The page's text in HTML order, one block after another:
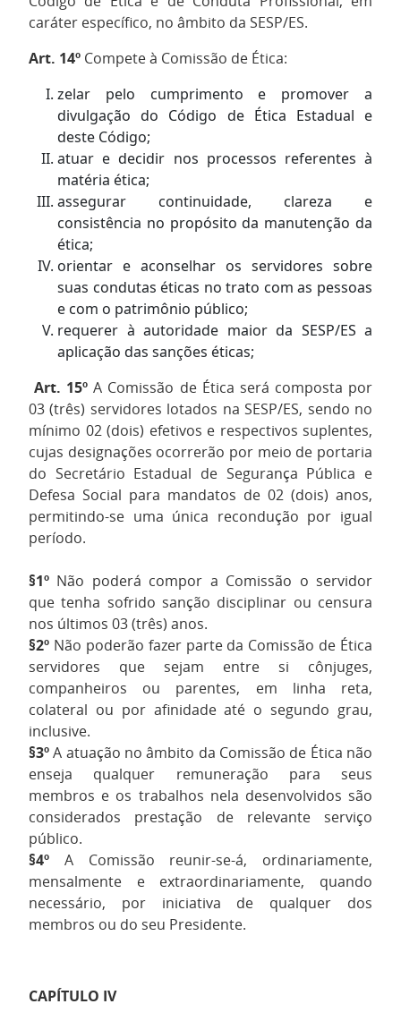
caráter específico, no âmbito da SESP/ES.
Art. 14º Compete à Comissão de Ética:
zelar pelo cumprimento e promover a
divulgação do Código de Ética Estadual e
deste Código;
atuar e decidir nos processos referentes à
matéria ética;
assegurar continuidade, clareza e
consistência no propósito da manutenção da
ética;
orientar e aconselhar os servidores sobre
suas condutas éticas no trato com as pessoas
e com o patrimônio público;
requerer à autoridade maior da SESP/ES a
aplicação das sanções éticas;
Art. 15ºA Comissão de Ética será composta por
03 (três) servidores lotados na SESP/ES, sendo no
mínimo 02 (dois) efetivos e respectivos suplentes,
cujas designações ocorrerão por meio de portaria
do Secretário Estadual de Segurança Pública e
Defesa Social para mandatos de 02 (dois) anos,
permitindo-se uma única recondução por igual
período.
§1º Não poderá compor a Comissão o servidor
que tenha sofrido sanção disciplinar ou censura
nos últimos 03 (três) anos.
§2º Não poderão fazer parte da Comissão de Ética
servidores que sejam entre si cônjuges,
companheiros ou parentes, em linha reta,
colateral ou por afinidade até o segundo grau,
inclusive.
§3ºA atuação no âmbito da Comissão de Ética não
enseja qualquer remuneração para seus
membros e os trabalhos nela desenvolvidos são
considerados prestação de relevante serviço
público.
§4º A Comissão reunir-se-á, ordinariamente,
mensalmente e extraordinariamente, quando
necessário, por iniciativa de qualquer dos
membros ou do seu Presidente.
CAPÍTULO IV